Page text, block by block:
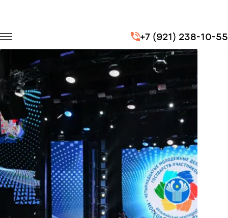
+7 (921) 238-10-55
Транспорт на мероприятия
Дельфийские игры